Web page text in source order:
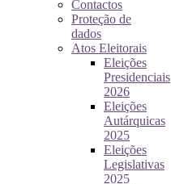
Contactos
Proteção de
dados
Atos Eleitorais
Eleições
Presidenciais
2026
Eleições
Autárquicas
2025
Eleições
Legislativas
2025